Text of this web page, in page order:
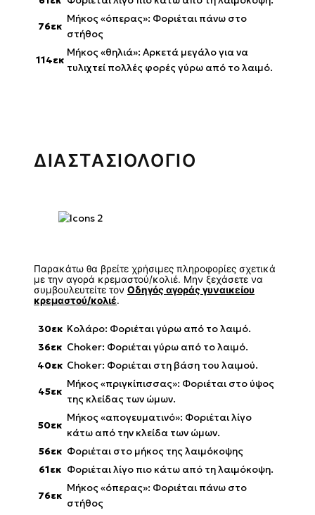
76εκ
Μήκος «όπερας»: Φοριέται πάνω στο
στήθος
114εκ
Μήκος «θηλιά»: Αρκετά μεγάλο για να
τυλιχτεί πολλές φορές γύρω από το λαιμό.
ΔΙΑΣΤΑΣΙΟΛΟΓΙΟ
Παρακάτω θα βρείτε χρήσιμες πληροφορίες σχετικά
με την αγορά κρεμαστού/κολιέ. Μην ξεχάσετε να
συμβουλευτείτε τον Οδηγός αγοράς γυναικείου
κρεμαστού/κολιέ.
30εκ Κολάρο: Φοριέται γύρω από το λαιμό.
36εκ Choker: Φοριέται γύρω από το λαιμό.
40εκ Choker: Φοριέται στη βάση του λαιμού.
45εκ
Μήκος «πριγκίπισσας»: Φοριέται στο ύψος
της κλείδας των ώμων.
50εκ
Μήκος «απογευματινό»: Φοριέται λίγο
κάτω από την κλείδα των ώμων.
56εκ Φοριέται στο μήκος της λαιμόκοψης
61εκ Φοριέται λίγο πιο κάτω από τη λαιμόκοψη.
76εκ
Μήκος «όπερας»: Φοριέται πάνω στο
στήθος